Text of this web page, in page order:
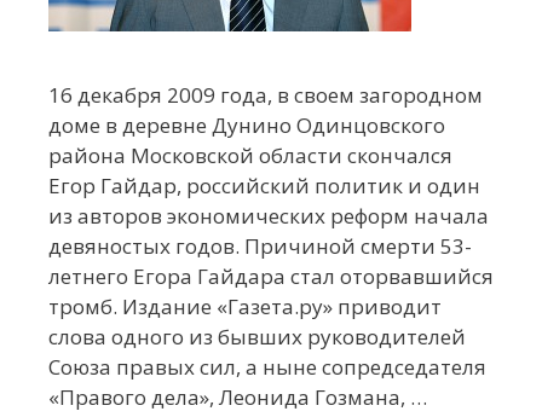
16 декабря 2009 года, в своем загородном
доме в деревне Дунино Одинцовского
района Московской области скончался
Егор Гайдар, российский политик и один
из авторов экономических реформ начала
девяностых годов. Причиной смерти 53-
летнего Егора Гайдара стал оторвавшийся
тромб. Издание «Газета.ру» приводит
слова одного из бывших руководителей
Союза правых сил, а ныне сопредседателя
«Правого дела», Леонида Гозмана, …